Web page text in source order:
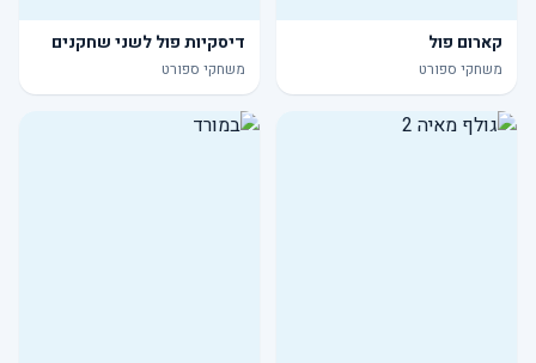
קארום פול
משחקי ספורט
דיסקיות פול לשני שחקנים
משחקי ספורט